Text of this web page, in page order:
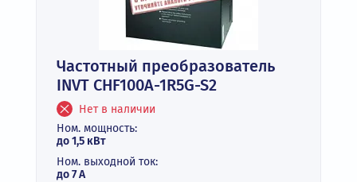
Частотный преобразователь
INVT CHF100A-1R5G-S2
Нет в наличии
Ном. мощность:
до 1,5 кВт
Ном. выходной ток:
до 7 А